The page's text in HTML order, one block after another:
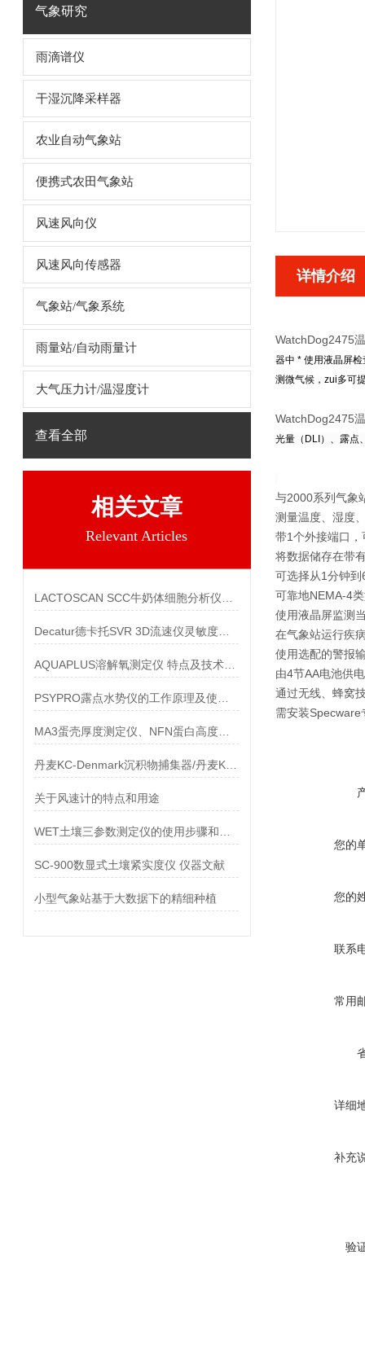
气象研究
雨滴谱仪
干湿沉降采样器
农业自动气象站
便携式农田气象站
风速风向仪
风速风向传感器
气象站/气象系统
雨量站/自动雨量计
大气压力计/温湿度计
查看全部
相关文章
Relevant Articles
关于风速计的特点和用途
SC-900数显式土壤紧实度仪 仪器文献
小型气象站基于大数据下的精细种植
详情介绍
WatchDog2475
器中 * 使用液晶屏
测微气候，zui多可
WatchDog2475
光量（DLI）、露点
与2000系列气象
测量温度、湿度
带1个外接端口
将数据储存在带
可选择从1分钟
可靠地NEMA-4
使用液晶屏监测
在气象站运行疾
使用选配的警报
由4节AA电池供
通过无线、蜂窝
需安装Specware
您的
您的
联系
常用
详细
补充
验